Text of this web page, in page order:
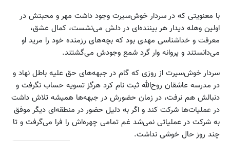
با معنویتی که در سردار خوش‌سیرت وجود داشت مهر و محبتش در
اولین وهله دیدار هر بیننده‌ای در دلش می‌نشست، کمال عشق،
معرفت و خداشناسی مهدی بود که بچه‌های رزمنده خود را مرید او
می‌دانستند و پروانه وار گرد شمع وجودش می‌گشتند.
سردار خوش‌سیرت از روزی که گام در جبهه‌های حق علیه باطل نهاد و
در مدرسه عاشقان روح‌الله ثبت نام کرد هرگز تسویه حساب نگرفت و
دنبالش هم نرفت، در زمان حضورش در جبهه‌ها همیشه تلاش داشت
در عملیات‌ها شرکت کند و اگر به دلیل حضور در منطقه‌ای دیگر موفق
به شرکت در عملیاتی نمی‌شد غم تمامی چهره‌اش را فرا می‌گرفت و تا
چند روز حال خوشی نداشت.